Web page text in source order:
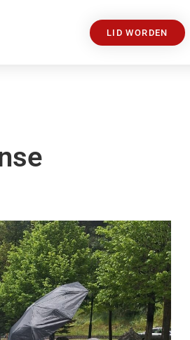
LID WORDEN